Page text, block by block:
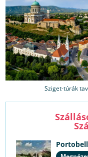
Sziget-túrák